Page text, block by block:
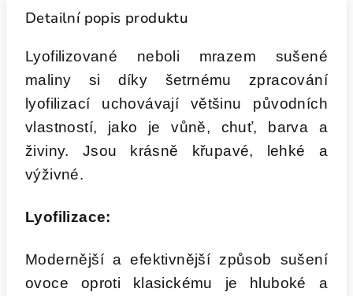
Detailní popis produktu
Lyofilizované neboli mrazem sušené
maliny si díky šetrnému zpracování
lyofilizací uchovávají většinu původních
vlastností, jako je vůně, chuť, barva a
živiny. Jsou krásně křupavé, lehké a
výživné.
Lyofilizace:
Modernější a efektivnější způsob sušení
ovoce oproti klasickému je hluboké a